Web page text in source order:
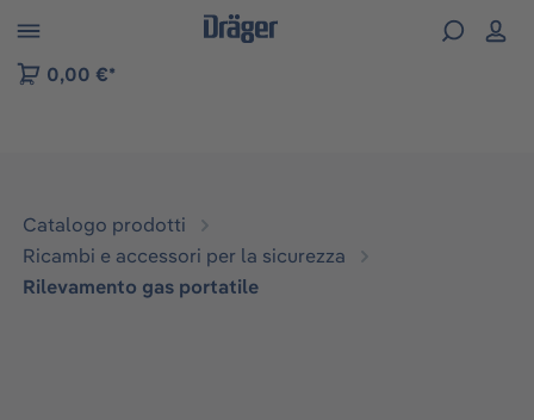
Skip to B2B platform navigation
0,00 €*
Catalogo prodotti
Ricambi e accessori per la sicurezza
Rilevamento gas portatile